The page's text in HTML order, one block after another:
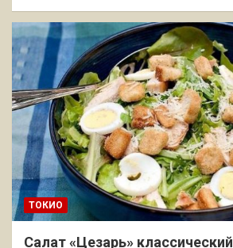
ТОКИО
Салат «Цезарь» классический